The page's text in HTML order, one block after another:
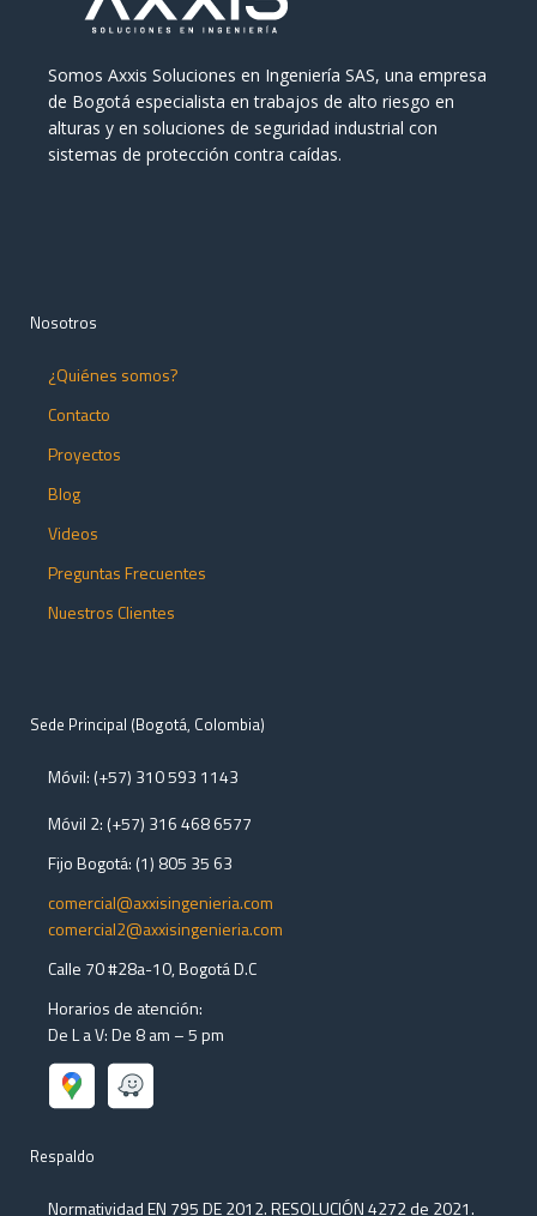
Somos Axxis Soluciones en Ingeniería SAS, una empresa
de Bogotá especialista en trabajos de alto riesgo en
alturas y en soluciones de seguridad industrial con
sistemas de protección contra caídas.
Nosotros
¿Quiénes somos?
Contacto
Proyectos
Blog
Videos
Preguntas Frecuentes
Nuestros Clientes
Sede Principal (Bogotá, Colombia)
Móvil: (+57) 310 593 1143
Móvil 2: (+57) 316 468 6577
Fijo Bogotá: (1) 805 35 63
comercial@axxisingenieria.com
comercial2@axxisingenieria.com
Calle 70 #28a-10, Bogotá D.C
Horarios de atención:
De L a V: De 8 am – 5 pm
Respaldo
Normatividad EN 795 DE 2012. RESOLUCIÓN 4272 de 2021.